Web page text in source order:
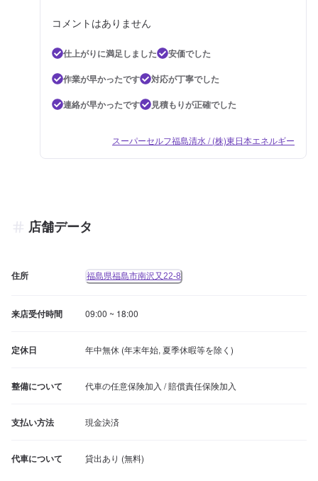
コメントはありません
仕上がりに満足しました
安価でした
作業が早かったです
対応が丁寧でした
連絡が早かったです
見積もりが正確でした
スーパーセルフ福島清水 / (株)東日本エネルギー
店舗データ
住所 福島県福島市南沢又22-8
来店受付時間 09:00 ~ 18:00
定休日 年中無休 (年末年始, 夏季休暇等を除く)
整備について 代車の任意保険加入 / 賠償責任保険加入
支払い方法 現金決済
代車について